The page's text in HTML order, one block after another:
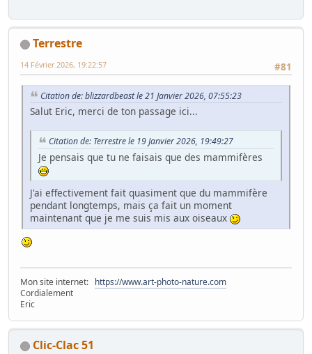
Terrestre
#81
14 Février 2026, 19:22:57
Citation de: blizzardbeast le 21 Janvier 2026, 07:55:23
Salut Eric, merci de ton passage ici...
Citation de: Terrestre le 19 Janvier 2026, 19:49:27
Je pensais que tu ne faisais que des mammifères
J'ai effectivement fait quasiment que du mammifère
pendant longtemps, mais ça fait un moment
maintenant que je me suis mis aux oiseaux
Mon site internet: https://www.art-photo-nature.com
Cordialement
Eric
Clic-Clac 51